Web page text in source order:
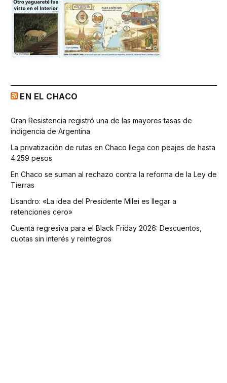
EN EL CHACO
Gran Resistencia registró una de las mayores tasas de
indigencia de Argentina
La privatización de rutas en Chaco llega con peajes de hasta
4.259 pesos
En Chaco se suman al rechazo contra la reforma de la Ley de
Tierras
Lisandro: «La idea del Presidente Milei es llegar a
retenciones cero»
Cuenta regresiva para el Black Friday 2026: Descuentos,
cuotas sin interés y reintegros